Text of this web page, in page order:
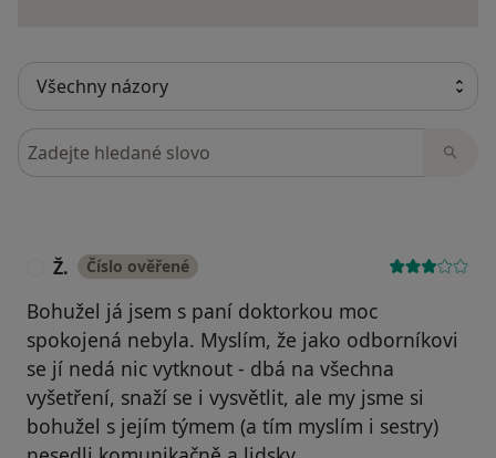
Hledejte v názorech
Ž. Číslo ověřené
Bohužel já jsem s paní doktorkou moc
spokojená nebyla. Myslím, že jako odborníkovi
se jí nedá nic vytknout - dbá na všechna
vyšetření, snaží se i vysvětlit, ale my jsme si
bohužel s jejím týmem (a tím myslím i sestry)